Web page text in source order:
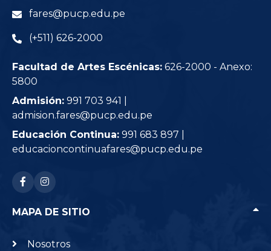
fares@pucp.edu.pe
(+511) 626-2000
Facultad de Artes Escénicas: 626-2000 - Anexo:
5800
Admisión: 991 703 941 |
admision.fares@pucp.edu.pe
Educación Continua: 991 683 897 |
educacioncontinuafares@pucp.edu.pe
RRSS: facebook-f
RRSS: instagram
MAPA DE SITIO
Nosotros